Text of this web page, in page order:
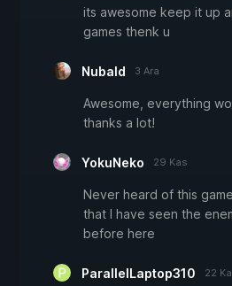
its awesome keep it up
games thenk u
Nubald 3 Ara
Awesome, everything
thanks a lot!
YokuNeko 29 Kas
Never heard of this
that I have seen the
before here
ParallelLaptop310 22